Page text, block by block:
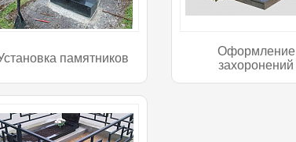
памятников
Оформление
захоронений